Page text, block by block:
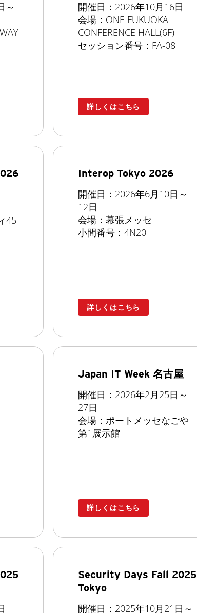
～
開催日：2026年10月16日
会場：ONE FUKUOKA
CONFERENCE HALL(6F)
セッション番号：FA-08
詳しくはこちら
45
Interop Tokyo 2026
開催日：2026年6月10日～
12日
会場：幕張メッセ
小間番号：4N20
詳しくはこちら
Japan IT Week 名古屋
開催日：2026年2月25日～
27日
会場：ポートメッセなごや
第1展示館
詳しくはこちら
Security Days Fall 2025
Tokyo
開催日：2025年10月21日～